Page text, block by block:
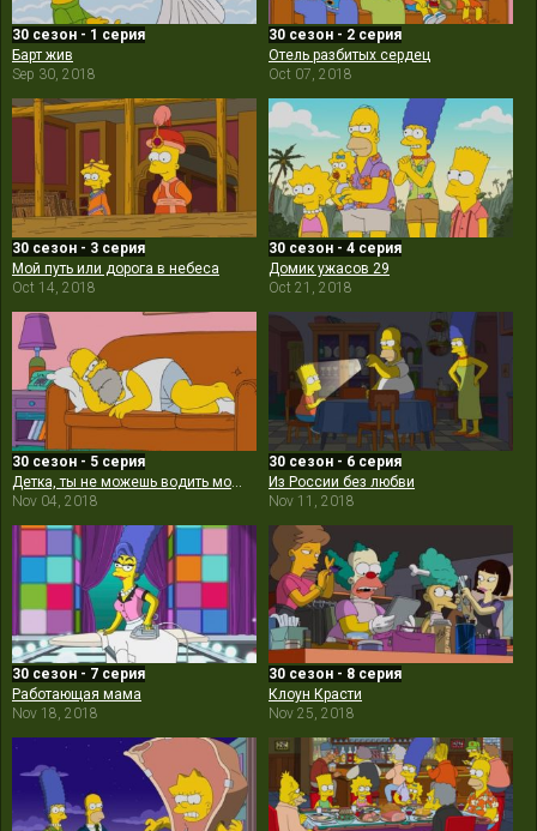
30 сезон - 1 серия
Барт жив
Sep 30, 2018
30 сезон - 2 серия
Отель разбитых сердец
Oct 07, 2018
30 сезон - 3 серия
Мой путь или дорога в небеса
Oct 14, 2018
30 сезон - 4 серия
Домик ужасов 29
Oct 21, 2018
30 сезон - 5 серия
Nov 04, 2018
30 сезон - 6 серия
Из России без любви
Nov 11, 2018
30 сезон - 7 серия
Работающая мама
Nov 18, 2018
30 сезон - 8 серия
Клоун Красти
Nov 25, 2018